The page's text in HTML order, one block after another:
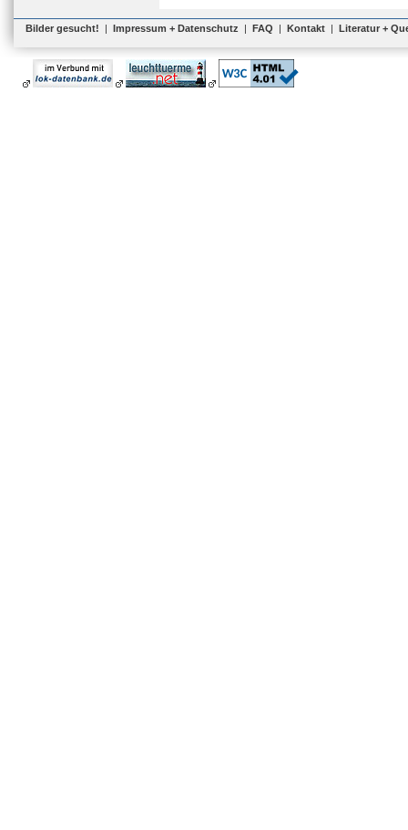
Bilder gesucht! | Impressum + Datenschutz | FAQ | Kontakt | Literatur +